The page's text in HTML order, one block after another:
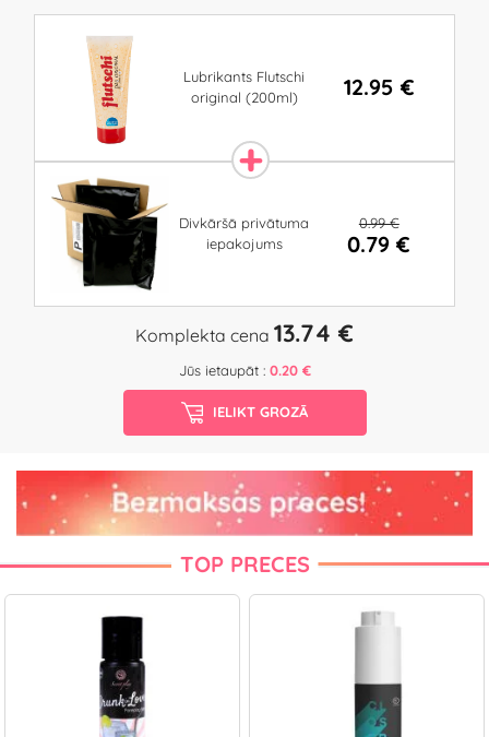
Lubrikants Flutschi
original (200ml)
12.95 €
Divkāršā privātuma
iepakojums
0.99 €
0.79 €
Komplekta cena 13.74 €
Jūs ietaupāt : 0.20 €
IELIKT GROZĀ
TOP PRECES